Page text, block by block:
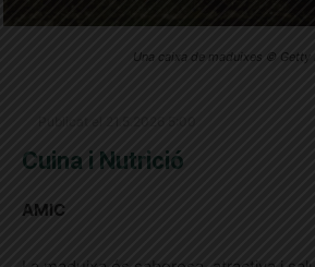
Una caixa de maduixes © Getty
Cuina i Nutrició
AMIC